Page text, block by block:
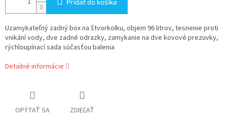
Pridať do košíka
Uzamykateľný zadný box na štvorkolku, objem 96 litrov, tesnenie proti
vnikání vody, dve zadné odrazky, zamykanie na dve kovové prezuvky,
rýchloupínací sada súčasťou balenia
Detailné informácie
OPÝTAŤ SA ZDIEĽAŤ